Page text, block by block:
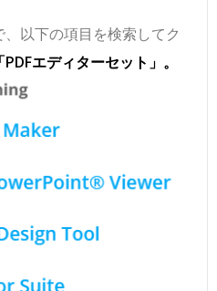
、以下の項目を検索してク
「PDFエディターセット」。